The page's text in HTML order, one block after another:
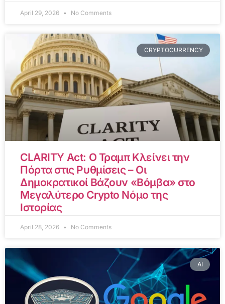
April 29, 2026 No Comments
CRYPTOCURRENCY
CLARITY Act: Ο Τραμπ Κλείνει την
Πόρτα στις Ρυθμίσεις – Οι
Δημοκρατικοί Βάζουν «Βόμβα» στο
Μεγαλύτερο Crypto Νόμο της
Ιστορίας
April 28, 2026 No Comments
AI